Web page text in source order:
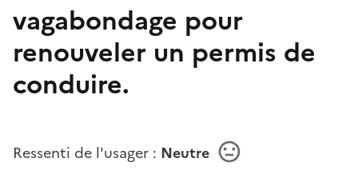
vagabondage pour
renouveler un permis de
conduire.
Ressenti de l'usager : Neutre